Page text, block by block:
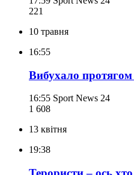
221
10 травня
16:55
Вибухало
16:55 Sport News 24
1 608
13 квітня
19:38